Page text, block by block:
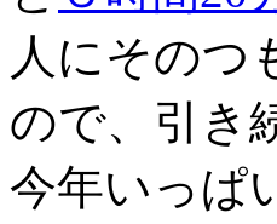
人にそのつ
ので、引き
今年いっぱ